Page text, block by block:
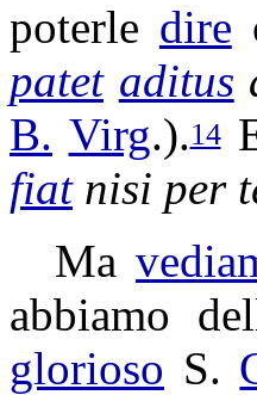
poterle dire
patet aditus
B. Virg.).14
fiatnisi per
Ma
abbiamo
glorioso S.